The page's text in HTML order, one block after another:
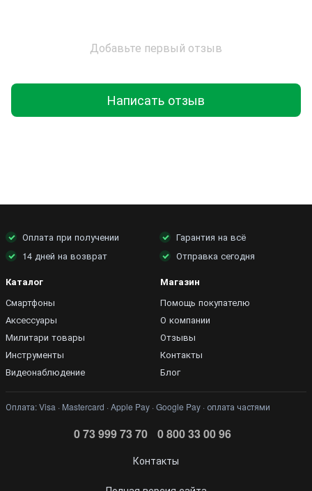
Добавьте первый отзыв
Написать отзыв
Оплата при получении
Гарантия на всё
14 дней на возврат
Отправка сегодня
Каталог
Смартфоны
Аксессуары
Милитари товары
Инструменты
Видеонаблюдение
Магазин
Помощь покупателю
О компании
Отзывы
Контакты
Блог
Оплата: Visa · Mastercard · Apple Pay · Google Pay · оплата частями
0 73 999 73 70 0 800 33 00 96
Контакты